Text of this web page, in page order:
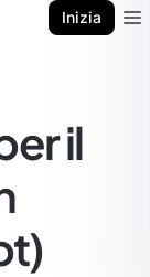
Inizia
il